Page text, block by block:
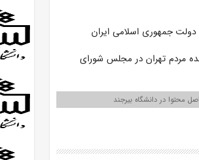
جمهوری اسلامی ایران
مردم تهران در مجلس شورای
محتوا در دانشگاه بیرجند